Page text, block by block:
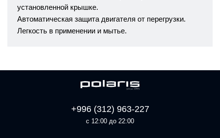
установленной крышке.
Автоматическая защита двигателя от перегрузки.
Легкость в применении и мытье.
+996 (312) 963-227
с 12:00 до 22:00